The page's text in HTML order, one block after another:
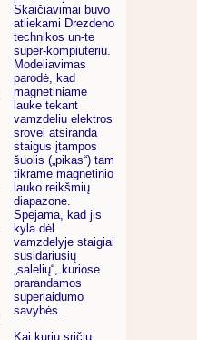
Skaičiavimai buvo
atliekami Drezdeno
technikos un-te
super-kompiuteriu.
Modeliavimas
parodė, kad
magnetiniame
lauke tekant
vamzdeliu elektros
srovei atsiranda
staigus įtampos
šuolis („pikas“) tam
tikrame magnetinio
lauko reikšmių
diapazone.
Spėjama, kad jis
kyla dėl
vamzdelyje staigiai
susidariusių
„salelių“, kuriose
prarandamos
superlaidumo
savybės.
Kai kurių sričių